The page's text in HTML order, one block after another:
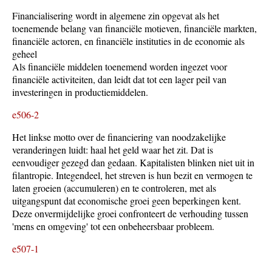
Financialisering wordt in algemene zin opgevat als het
toenemende belang van financiële motieven, financiële markten,
financiële actoren, en financiële instituties in de economie als
geheel
Als financiële middelen toenemend worden ingezet voor
financiële activiteiten, dan leidt dat tot een lager peil van
investeringen in productiemiddelen.
e506-2
Het linkse motto over de financiering van noodzakelijke
veranderingen luidt: haal het geld waar het zit. Dat is
eenvoudiger gezegd dan gedaan. Kapitalisten blinken niet uit in
filantropie. Integendeel, het streven is hun bezit en vermogen te
laten groeien (accumuleren) en te controleren, met als
uitgangspunt dat economische groei geen beperkingen kent.
Deze onvermijdelijke groei confronteert de verhouding tussen
'mens en omgeving' tot een onbeheersbaar probleem.
e507-1